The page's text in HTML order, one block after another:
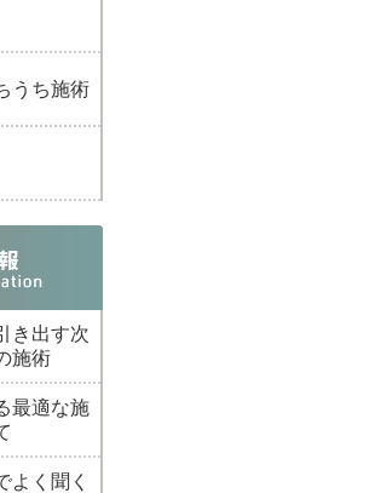
うち施術
き出す次
施術
最適な施
よく聞く